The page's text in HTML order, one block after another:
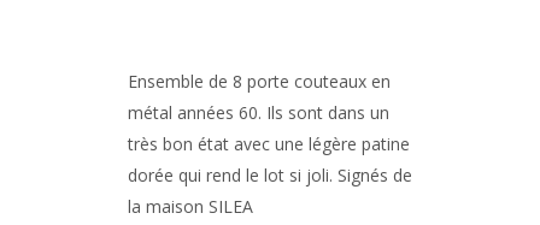
Ensemble de 8 porte couteaux en
métal années 60. Ils sont dans un
très bon état avec une légère patine
dorée qui rend le lot si joli. Signés de
la maison SILEA